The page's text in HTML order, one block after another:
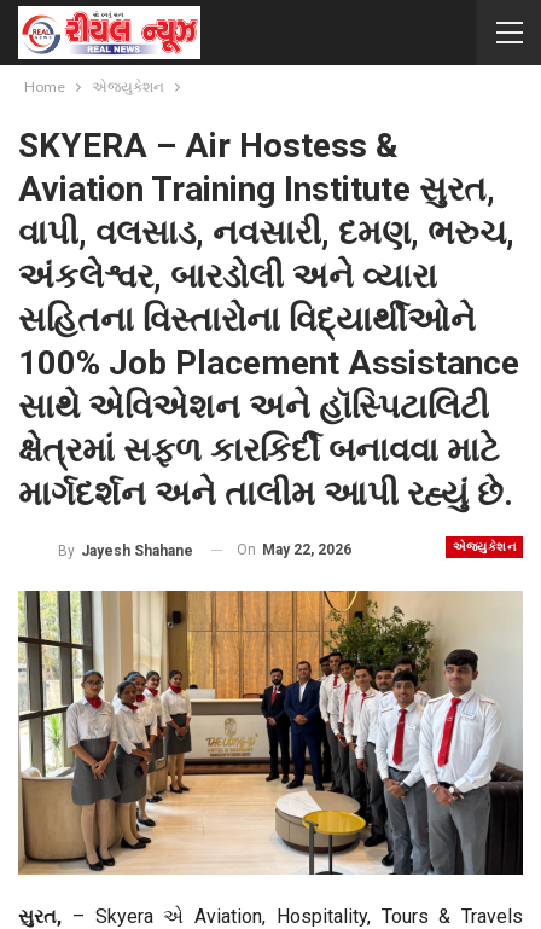
Home એજ્યુકેશન
SKYERA – Air Hostess &
Aviation Training Institute સુરત,
વાપી, વલસાડ, નવસારી, દમણ, ભરુચ,
અંકલેશ્વર, બારડોલી અને વ્યારા
સહિતના વિસ્તારોના વિદ્યાર્થીઓને
100% Job Placement Assistance
સાથે એવિએશન અને હૉસ્પિટાલિટી
ક્ષેત્રમાં સફળ કારકિર્દી બનાવવા માટે
માર્ગદર્શન અને તાલીમ આપી રહ્યું છે.
એજ્યુકેશન
By Jayesh Shahane On May 22, 2026
સુરત, – Skyera એ Aviation, Hospitality, Tours & Travels